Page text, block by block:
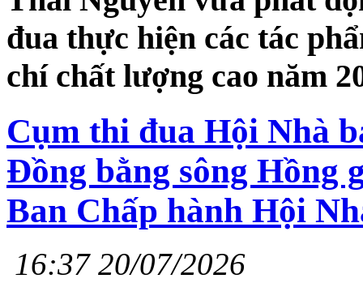
đua thực hiện các tác
chí chất lượng cao năm
Cụm thi đua Hội Nhà
Đồng bằng sông Hồng
Ban Chấp hành Hội
16:37 20/07/2026